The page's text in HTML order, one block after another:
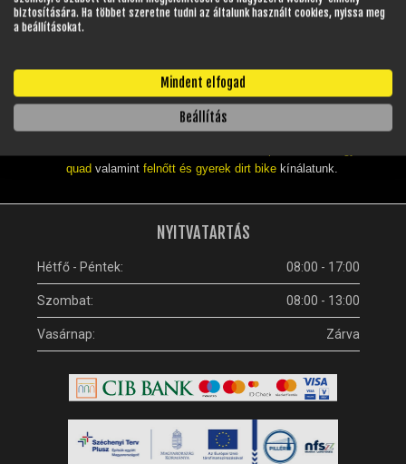
beleértve a forgalomba helyezést is, így ügyfeleinknek nem kell
hosszú távon is értékálló megoldásokat kínáljunk, kiemelt
figyelemmel a minőségre, a gyors kiszolgálásra és a szakértői
támogatásra.
quad valamint felnőtt és gyerek dirt bike kínálatunk.
NYITVATARTÁS
Hétfő - Péntek: 08:00 - 17:00
Szombat: 08:00 - 13:00
Vasárnap: Zárva
biztosítására. Ha többet szeretne tudni az általunk használt cookies, nyissa meg
a beállításokat.
Mindent elfogad
Beállítás